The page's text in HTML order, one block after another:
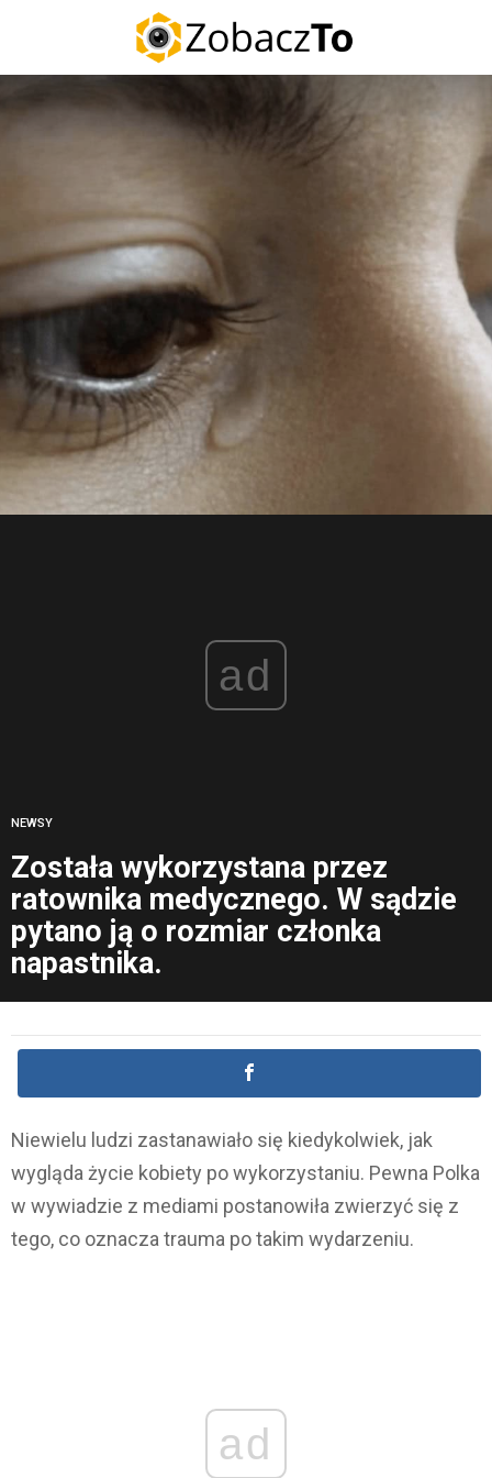
ad
NEWSY
Została wykorzystana przez
ratownika medycznego. W sądzie
pytano ją o rozmiar członka
napastnika.
Niewielu ludzi zastanawiało się kiedykolwiek, jak
wygląda życie kobiety po wykorzystaniu. Pewna Polka
w wywiadzie z mediami postanowiła zwierzyć się z
tego, co oznacza trauma po takim wydarzeniu.
ad